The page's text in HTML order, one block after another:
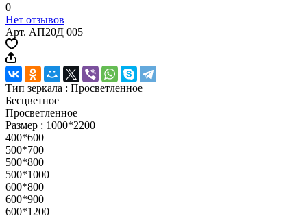
0
Нет отзывов
Арт. АП20Д 005
Тип зеркала : Просветленное
Бесцветное
Просветленное
Размер : 1000*2200
400*600
500*700
500*800
500*1000
600*800
600*900
600*1200